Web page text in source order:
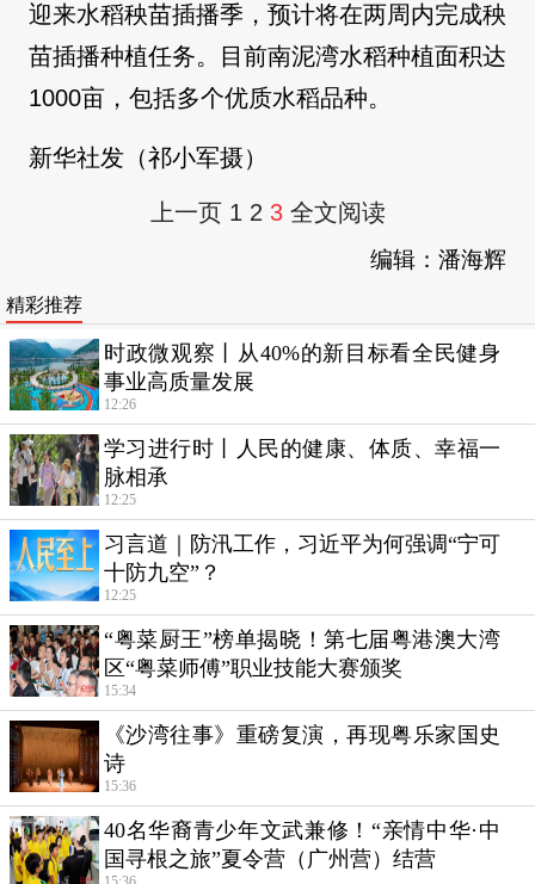
迎来水稻秧苗插播季，预计将在两周内完成秧
苗插播种植任务。目前南泥湾水稻种植面积达
1000亩，包括多个优质水稻品种。
新华社发（祁小军摄）
上一页 1 2 3 全文阅读
编辑：潘海辉
精彩推荐